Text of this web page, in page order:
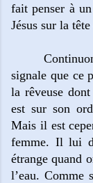
fait penser à
Jésus sur la
signale que ce
la rêveuse
est sur son
Mais il est
femme. Il lui
étrange quand
l’eau. Comme